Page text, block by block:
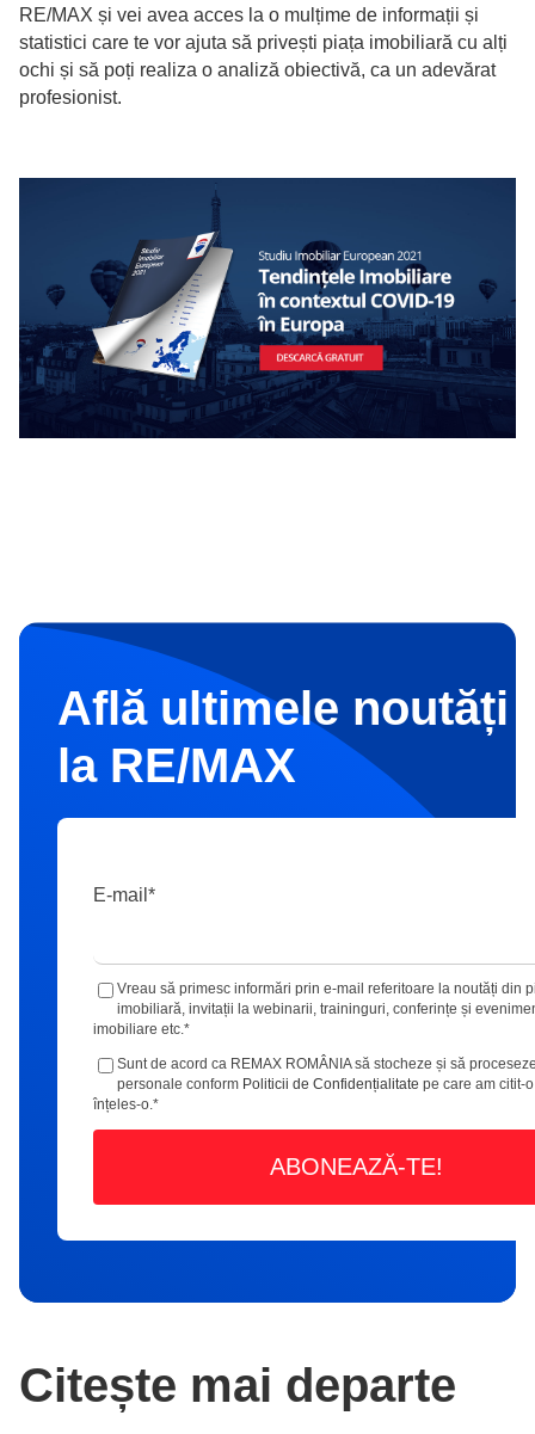
RE/MAX și vei avea acces la o mulțime de informații și
statistici care te vor ajuta să privești piața imobiliară cu alți
ochi și să poți realiza o analiză obiectivă, ca un adevărat
profesionist.
Află ultimele noutăți
la RE/MAX
E-mail *
Vreau să primesc informări prin e-mail referitoare la noutăți din
imobiliară, invitații la webinarii, traininguri, conferințe și
imobiliare etc.*
Sunt de acord ca REMAX ROMÂNIA să stocheze și să
personale conform Politicii de Confidențialitate pe care am citit-
înțeles-o.*
Citește mai departe